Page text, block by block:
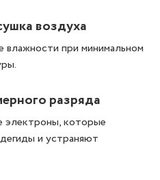
воздуха
при минимальном
разряда
электроны, которые
и устраняют